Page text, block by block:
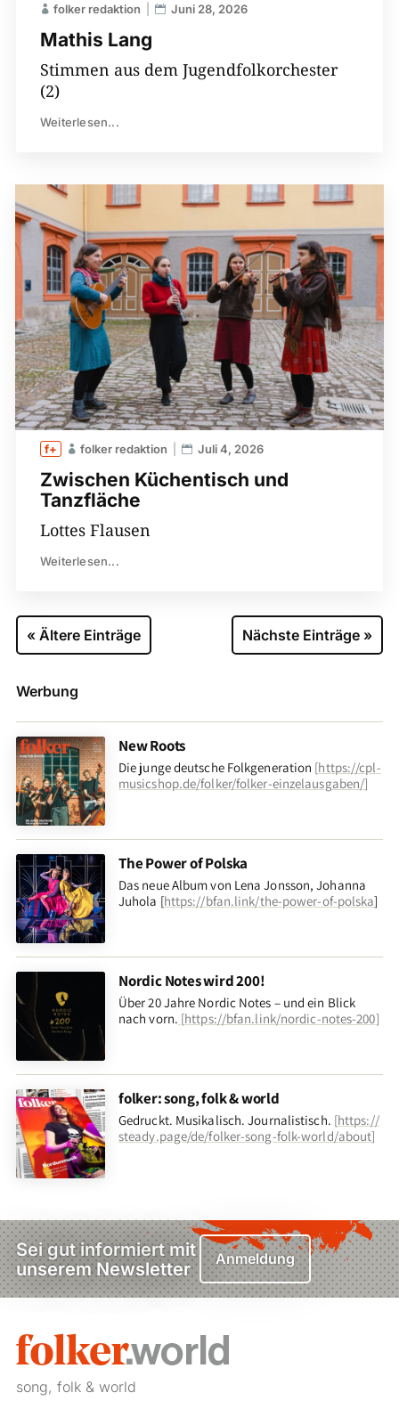
Mathis Lang
folker redaktion Juni 28, 2026
Stimmen aus dem Jugendfolkorchester
(2)
Weiterlesen...
Zwischen Küchentisch und
Tanzfläche
folker redaktion Juli 4, 2026
Lottes Flausen
Weiterlesen...
« Ältere Einträge Nächste Einträge »
Werbung
New Roots
Die junge deutsche Folkgeneration [https://cpl-
musicshop.de/folker/folker-einzelausgaben/]
The Power of Polska
Das neue Album von Lena Jonsson, Johanna
Juhola [https://bfan.link/the-power-of-polska]
Nordic Notes wird 200!
Über 20 Jahre Nordic Notes – und ein Blick
nach vorn. [https://bfan.link/nordic-notes-200]
folker: song, folk & world
Gedruckt. Musikalisch. Journalistisch. [https://
steady.page/de/folker-song-folk-world/about]
Sei gut informiert mit
unserem Newsletter
Anmeldung
song, folk & world